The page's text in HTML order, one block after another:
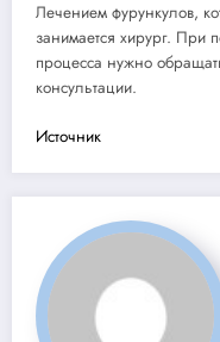
Лечением фурункулов,
занимается хирург. При
процесса нужно
консультации.
Источник